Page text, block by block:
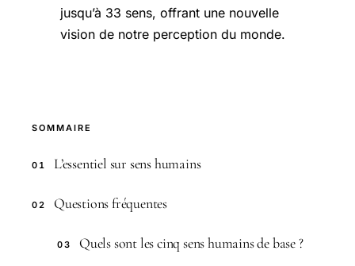
jusqu’à 33 sens, offrant une nouvelle
vision de notre perception du monde.
SOMMAIRE
01 L’essentiel sur sens humains
02 Questions fréquentes
03 Quels sont les cinq sens humains de base ?